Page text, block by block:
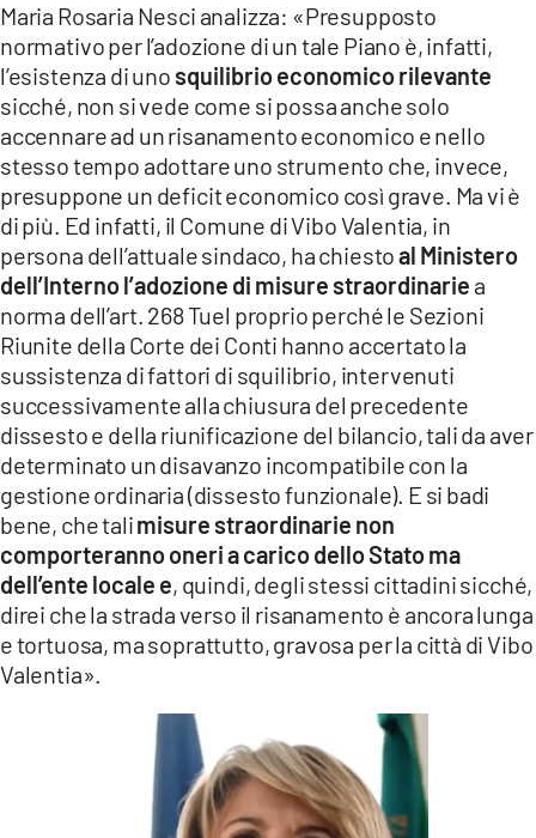
Maria Rosaria Nesci analizza: «Presupposto
normativo per l’adozione di un tale Piano è, infatti,
l’esistenza di uno squilibrio economico rilevante
sicché, non si vede come si possa anche solo
accennare ad un risanamento economico e nello
stesso tempo adottare uno strumento che, invece,
presuppone un deficit economico così grave. Ma vi è
di più. Ed infatti, il Comune di Vibo Valentia, in
persona dell’attuale sindaco, ha chiestoal Ministero
dell’Interno l’adozione di misure straordinarie a
norma dell’art. 268 Tuel proprio perché le Sezioni
Riunite della Corte dei Conti hanno accertato la
sussistenza di fattori di squilibrio, intervenuti
successivamente alla chiusura del precedente
dissesto e della riunificazione del bilancio, tali da aver
determinato un disavanzo incompatibile con la
gestione ordinaria (dissesto funzionale). E si badi
bene, che talimisure straordinarie non
comporteranno oneri a carico dello Stato ma
dell’ente locale e, quindi, degli stessi cittadini sicché,
direi che la strada verso il risanamento è ancora lunga
e tortuosa, ma soprattutto, gravosa per la città di Vibo
Valentia».